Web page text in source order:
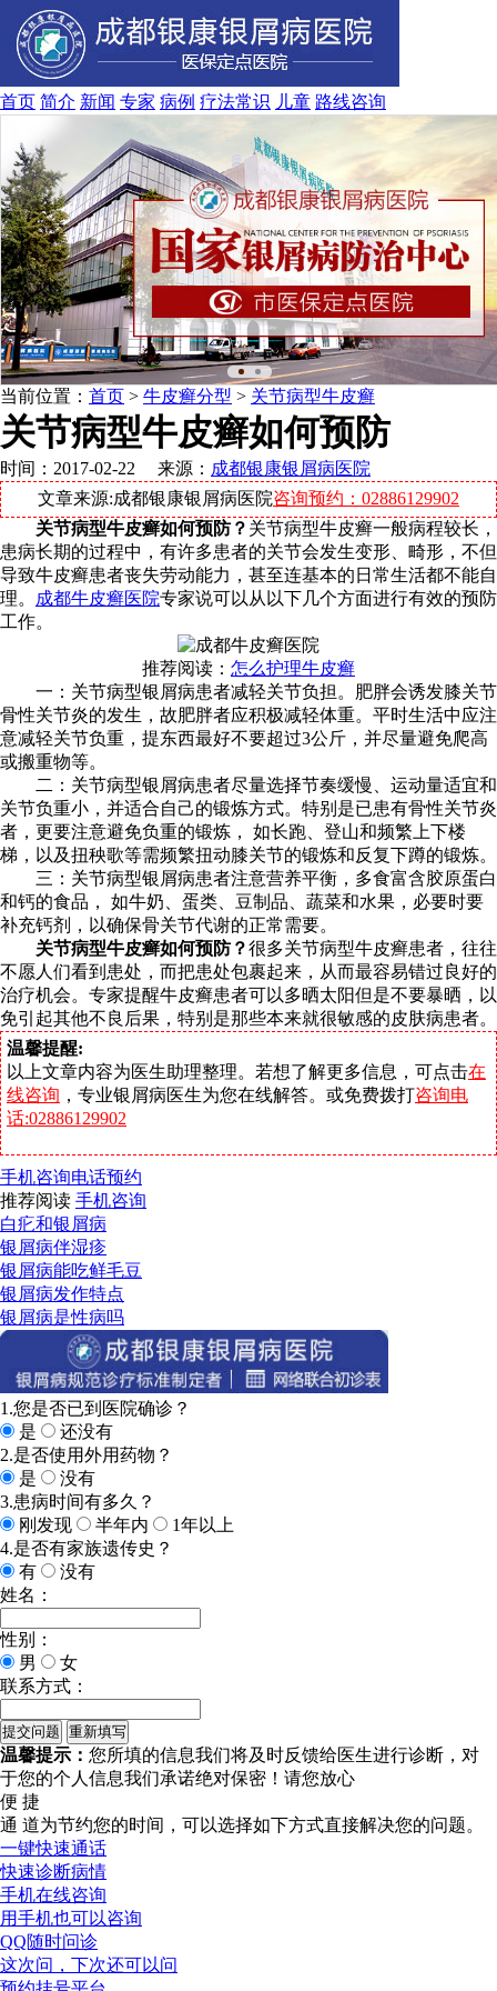
首页 简介 新闻 专家 病例 疗法常识 儿童 路线咨询
当前位置： 首页 > 牛皮癣分型 > 关节病型牛皮癣
关节病型牛皮癣如何预防
时间：2017-02-22 来源： 成都银康银屑病医院
文章来源:成都银康银屑病医院咨询预约：02886129902
关节病型牛皮癣如何预防？ 关节病型牛皮癣一般病程较长，
患病长期的过程中，有许多患者的关节会发生变形、畸形，不但
导致牛皮癣患者丧失劳动能力，甚至连基本的日常生活都不能自
理。
成都牛皮癣医院专家说可以从以下几个方面进行有效的预防
工作。
推荐阅读： 怎么护理牛皮癣
一：关节病型银屑病患者减轻关节负担。肥胖会诱发膝关节
骨性关节炎的发生，故肥胖者应积极减轻体重。平时生活中应注
意减轻关节负重，提东西最好不要超过3公斤，并尽量避免爬高
或搬重物等。
二：关节病型银屑病患者尽量选择节奏缓慢、运动量适宜和
关节负重小，并适合自己的锻炼方式。特别是已患有骨性关节炎
者，更要注意避免负重的锻炼， 如长跑、登山和频繁上下楼
梯，以及扭秧歌等需频繁扭动膝关节的锻炼和反复下蹲的锻炼。
三：关节病型银屑病患者注意营养平衡，多食富含胶原蛋白
和钙的食品， 如牛奶、蛋类、豆制品、蔬菜和水果，必要时要
补充钙剂，以确保骨关节代谢的正常需要。
关节病型牛皮癣如何预防？很多关节病型牛皮癣患者，往往
不愿人们看到患处，而把患处包裹起来，从而最容易错过良好的
治疗机会。专家提醒牛皮癣患者可以多晒太阳但是不要暴晒，以
免引起其他不良后果，特别是那些本来就很敏感的皮肤病患者。
温馨提醒:
以上文章内容为医生助理整理。若想了解更多信息，可点击在
线咨询 ，专业银屑病医生为您在线解答。或免费拨打咨询电
话:02886129902
手机咨询电话预约
推荐阅读 手机咨询
白疕和银屑病
银屑病伴湿疹
银屑病能吃鲜毛豆
银屑病发作特点
银屑病是性病吗
1.您是否已到医院确诊？
是
还没有
2.是否使用外用药物？
是
没有
3.患病时间有多久？
刚发现
半年内
1年以上
4.是否有家族遗传史？
有
没有
姓名：
性别：
男
女
联系方式：
温馨提示： 您所填的信息我们将及时反馈给医生进行诊断，对
于您的个人信息我们承诺绝对保密！请您放心
便 捷
通 道为节约您的时间，可以选择如下方式直接解决您的问题。
一键快速通话
快速诊断病情
手机在线咨询
用手机也可以咨询
QQ随时问诊
这次问，下次还可以问